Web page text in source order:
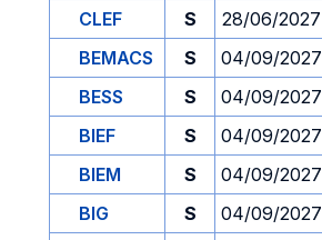
CLEF
S 28/06/2027
BEMACS
S 04/09/2027
BESS
S 04/09/2027
BIEF
S 04/09/2027
BIEM
S 04/09/2027
BIG
S 04/09/2027